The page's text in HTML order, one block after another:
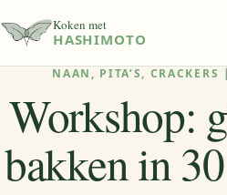
Koken met
HASHIMOTO
NAAN, PITA’S,
Workshop:
bakken in